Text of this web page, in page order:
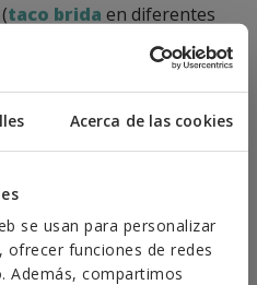
Acerca de las cookies
se usan para personalizar
funciones de redes
Además, compartimos
taco brida en diferentes
adhesivas
con identificación…).
Space Studiopermite
en ganchos, en
ó APPCC?